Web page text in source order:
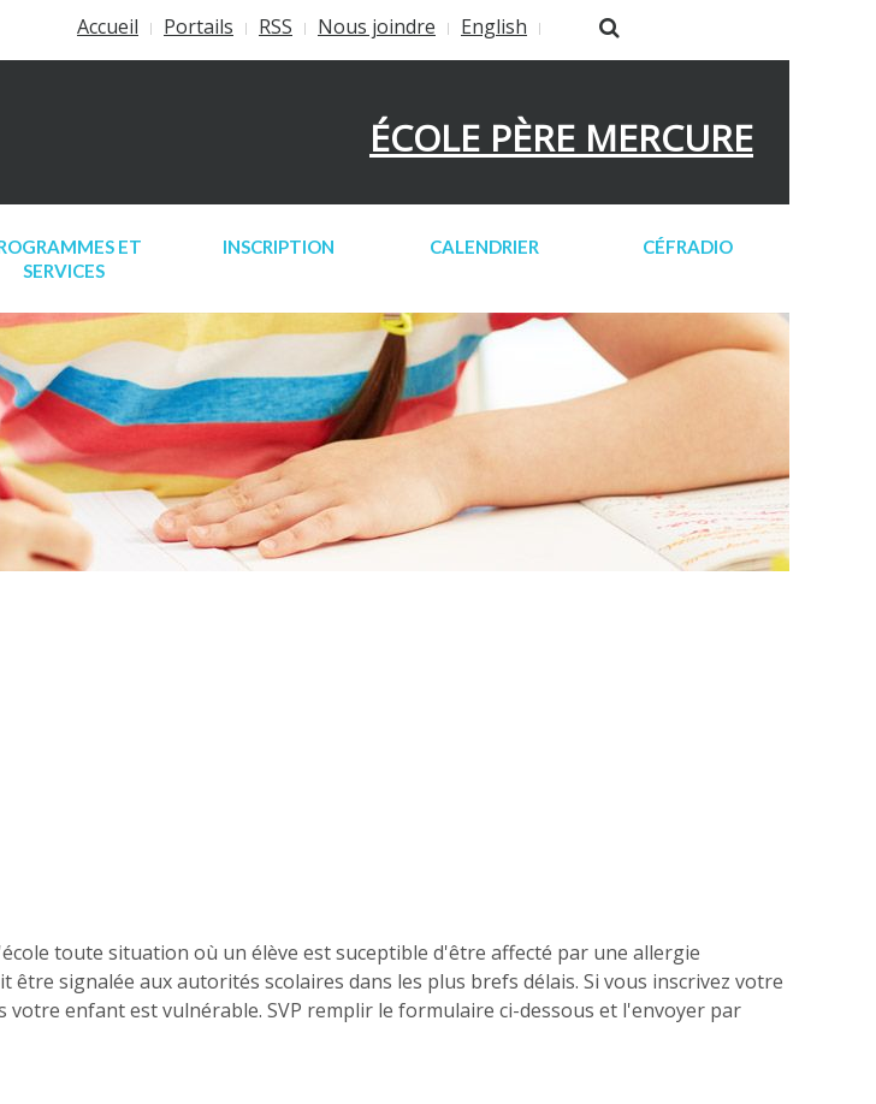
Accueil Portails RSS Nous joindre English
ÉCOLE PÈRE MERCURE
ET
SERVICES
INSCRIPTION CALENDRIER CÉFRADIO
toute situation où un élève est suceptible d'être affecté par une allergie
signalée aux autorités scolaires dans les plus brefs délais. Si vous inscrivez votre
enfant est vulnérable. SVP remplir le formulaire ci-dessous et l'envoyer par